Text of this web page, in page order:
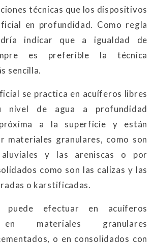
técnicas que los dispositivos
en profundidad. Como regla
indicar que a igualdad de
es preferible la técnica
sencilla.
se practica en acuíferos libres
nivel de agua a profundidad
a la superficie y están
materiales granulares, como son
y las areniscas o por
como son las calizas y las
o karstificadas.
puede efectuar en acuíferos
en materiales granulares
o en consolidados con